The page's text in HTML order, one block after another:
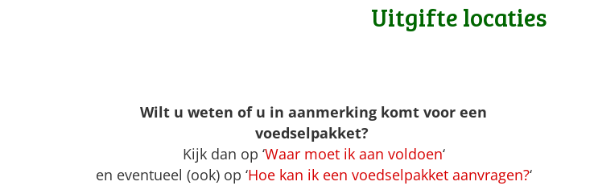
Uitgifte locaties
Wilt u weten of u in aanmerking komt voor een
voedselpakket?
Kijk dan op ‘Waar moet ik aan voldoen‘
en eventueel (ook) op ‘Hoe kan ik een voedselpakket aanvragen?‘